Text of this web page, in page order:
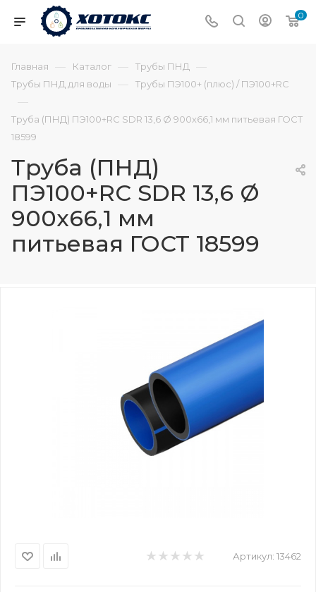
0
Главная — Каталог — Трубы ПНД —
Трубы ПНД для воды — Трубы ПЭ100+ (плюс) / ПЭ100+RC
—
Труба (ПНД) ПЭ100+RC SDR 13,6 Ø 900х66,1 мм питьевая ГОСТ
18599
Труба (ПНД)
ПЭ100+RC SDR 13,6 Ø
900х66,1 мм
питьевая ГОСТ 18599
Артикул: 13462